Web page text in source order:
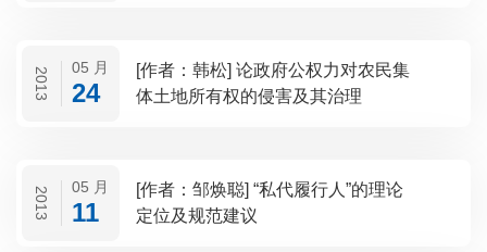
2013 05 月
24
[作者：韩松] 论政府公权力对农民集
体土地所有权的侵害及其治理
2013 05 月
11
[作者：邹焕聪] “私代履行人”的理论
定位及规范建议